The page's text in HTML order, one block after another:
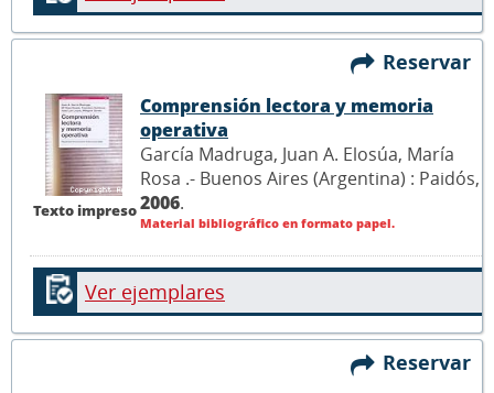
Reservar
Texto impreso
Comprensión lectora y memoria
operativa
García Madruga, Juan A. Elosúa, María
Rosa .- Buenos Aires (Argentina) : Paidós,
2006.
Material bibliográfico en formato papel.
Ver ejemplares
Reservar